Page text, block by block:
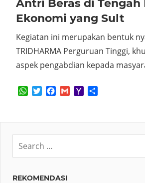
Antri Beras di Tengah
Ekonomi yang Sult
Kegiatan ini merupakan bentuk
TRIDHARMA Perguruan Tinggi,
aspek pengabdian kepada
WhatsApp
TwitterFacebook
GmailYahoo
REKOMENDASI